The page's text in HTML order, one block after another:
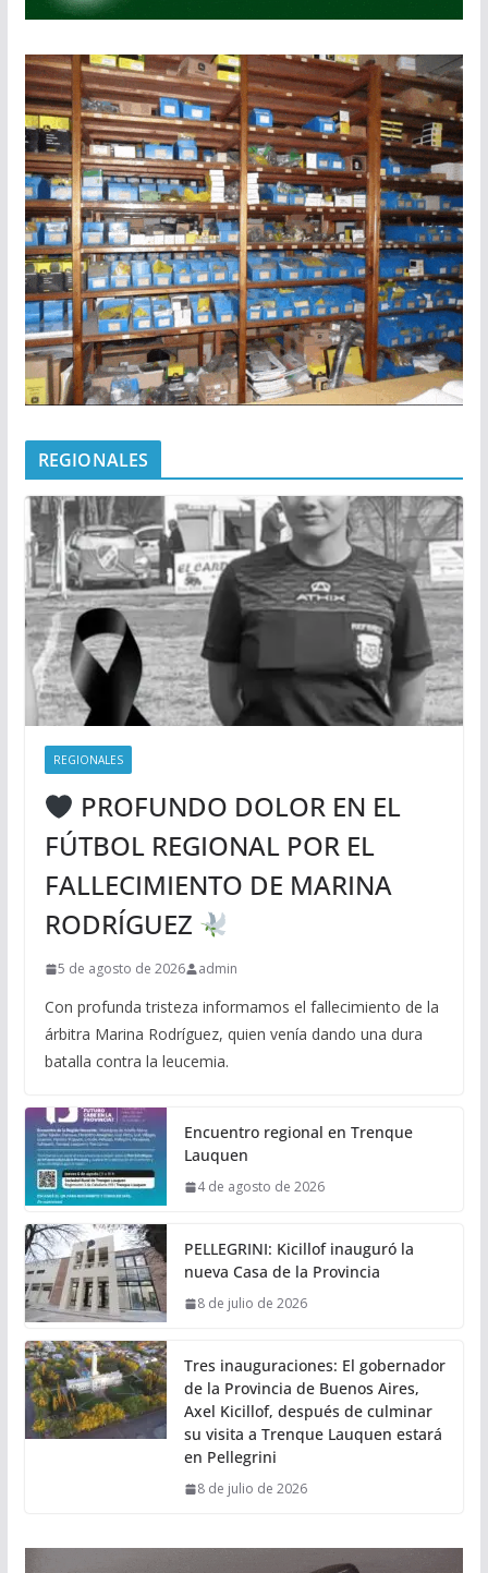
REGIONALES
REGIONALES
PROFUNDO DOLOR EN EL
FÚTBOL REGIONAL POR EL
FALLECIMIENTO DE MARINA
RODRÍGUEZ
5 de agosto de 2026 admin
Con profunda tristeza informamos el fallecimiento de la
árbitra Marina Rodríguez, quien venía dando una dura
batalla contra la leucemia.
Encuentro regional en Trenque
Lauquen
4 de agosto de 2026
PELLEGRINI: Kicillof inauguró la
nueva Casa de la Provincia
8 de julio de 2026
Tres inauguraciones: El gobernador
de la Provincia de Buenos Aires,
Axel Kicillof, después de culminar
su visita a Trenque Lauquen estará
en Pellegrini
8 de julio de 2026